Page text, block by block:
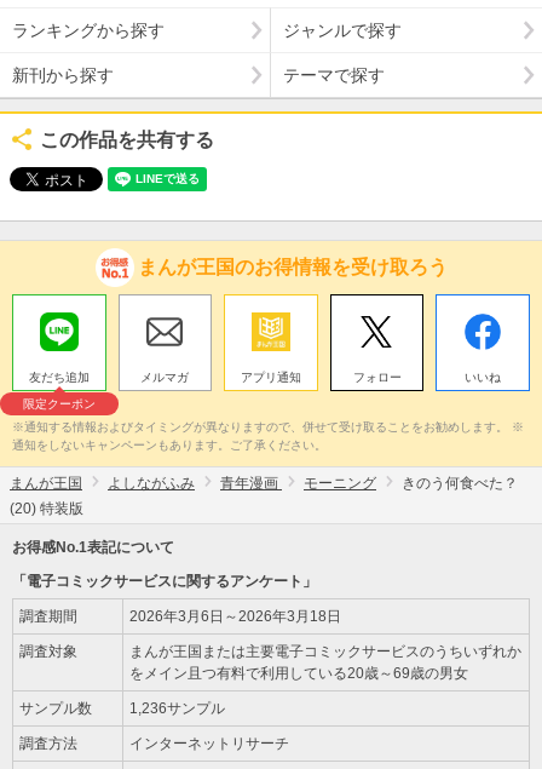
ランキングから探す ジャンルで探す
新刊から探す テーマで探す
この作品を共有する
まんが王国のお得情報を受け取ろう
友だち追加
限定クーポン
メルマガ アプリ通知 フォロー いいね
※通知する情報およびタイミングが異なりますので、併せて受け取ることをお勧めします。 ※
通知をしないキャンペーンもあります。ご了承ください。
まんが王国 よしながふみ 青年漫画 モーニング
きのう何食べた？
(20) 特装版
お得感No.1表記について
「電子コミックサービスに関するアンケート」
調査期間 2026年3月6日～2026年3月18日
調査対象
まんが王国または主要電子コミックサービスのうちいずれか
をメイン且つ有料で利用している20歳～69歳の男女
サンプル数 1,236サンプル
調査方法 インターネットリサーチ